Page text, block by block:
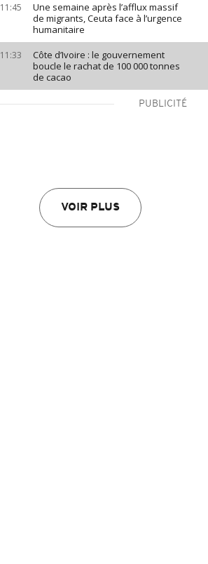
11:45
Une semaine après l’afflux massif
de migrants, Ceuta face à l’urgence
humanitaire
11:33
Côte d’Ivoire : le gouvernement
boucle le rachat de 100 000 tonnes
de cacao
PUBLICITÉ
VOIR PLUS